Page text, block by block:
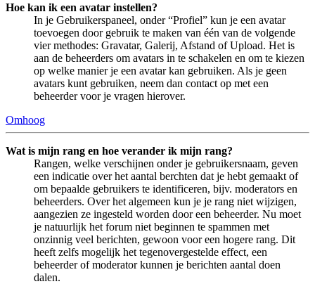
Hoe kan ik een avatar instellen?
In je Gebruikerspaneel, onder “Profiel” kun je een avatar
toevoegen door gebruik te maken van één van de volgende
vier methodes: Gravatar, Galerij, Afstand of Upload. Het is
aan de beheerders om avatars in te schakelen en om te kiezen
op welke manier je een avatar kan gebruiken. Als je geen
avatars kunt gebruiken, neem dan contact op met een
beheerder voor je vragen hierover.
Omhoog
Wat is mijn rang en hoe verander ik mijn rang?
Rangen, welke verschijnen onder je gebruikersnaam, geven
een indicatie over het aantal berchten dat je hebt gemaakt of
om bepaalde gebruikers te identificeren, bijv. moderators en
beheerders. Over het algemeen kun je je rang niet wijzigen,
aangezien ze ingesteld worden door een beheerder. Nu moet
je natuurlijk het forum niet beginnen te spammen met
onzinnig veel berichten, gewoon voor een hogere rang. Dit
heeft zelfs mogelijk het tegenovergestelde effect, een
beheerder of moderator kunnen je berichten aantal doen
dalen.